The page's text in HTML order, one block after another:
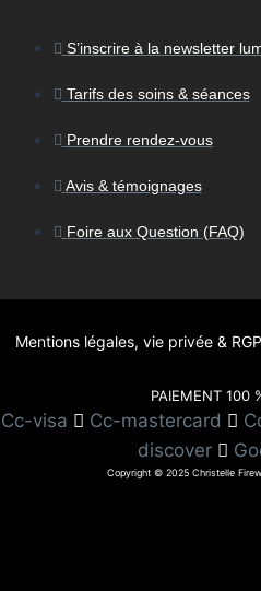
S’inscrire à la newsletter
Tarifs des soins & séances
Prendre rendez-vous
Avis & témoignages
Foire aux Question (FAQ)
Mentions légales, vie privée &
PAIEMENT 100
Cc-visa Cc-mastercard
discover
Copyright © 2025 Christelle